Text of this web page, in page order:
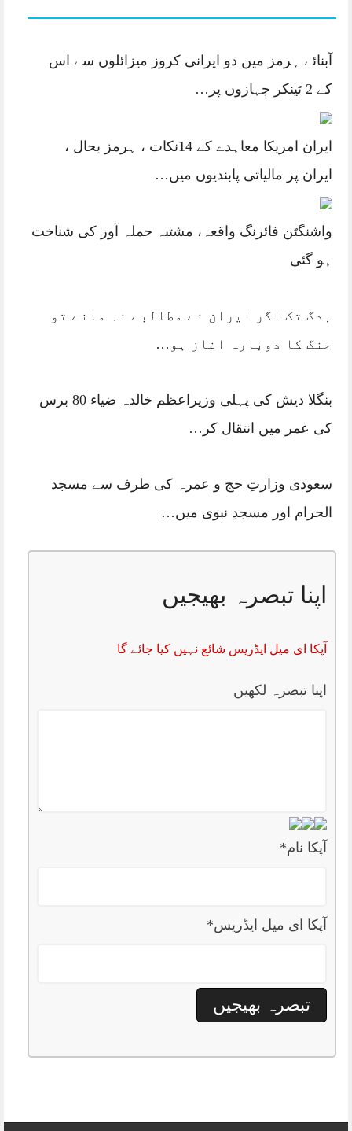
آبنائے ہرمز میں دو ایرانی کروز میزائلوں سے اس
کے 2 ٹینکر جہازوں پر…
ایران امریکا معاہدے کے 14نکات ، ہرمز بحال ،
ایران پر مالیاتی پابندیوں میں…
واشنگٹن فائرنگ واقعہ، مشتبہ حملہ آور کی شناخت
ہو گئی
بدگ تک اگر ایران نے مطالبے نہ مانے تو
جنگ کا دوبارہ اغاز ہو…
بنگلا دیش کی پہلی وزیراعظم خالدہ ضیاء 80 برس
کی عمر میں انتقال کر…
سعودی وزارتِ حج و عمرہ کی طرف سے مسجد
الحرام اور مسجدِ نبوی میں…
اپنا تبصرہ بھیجیں
آپکا ای میل ایڈریس شائع نہیں کیا جائے گا
اپنا تبصرہ لکھیں
آپکا نام*
آپکا ای میل ایڈریس*